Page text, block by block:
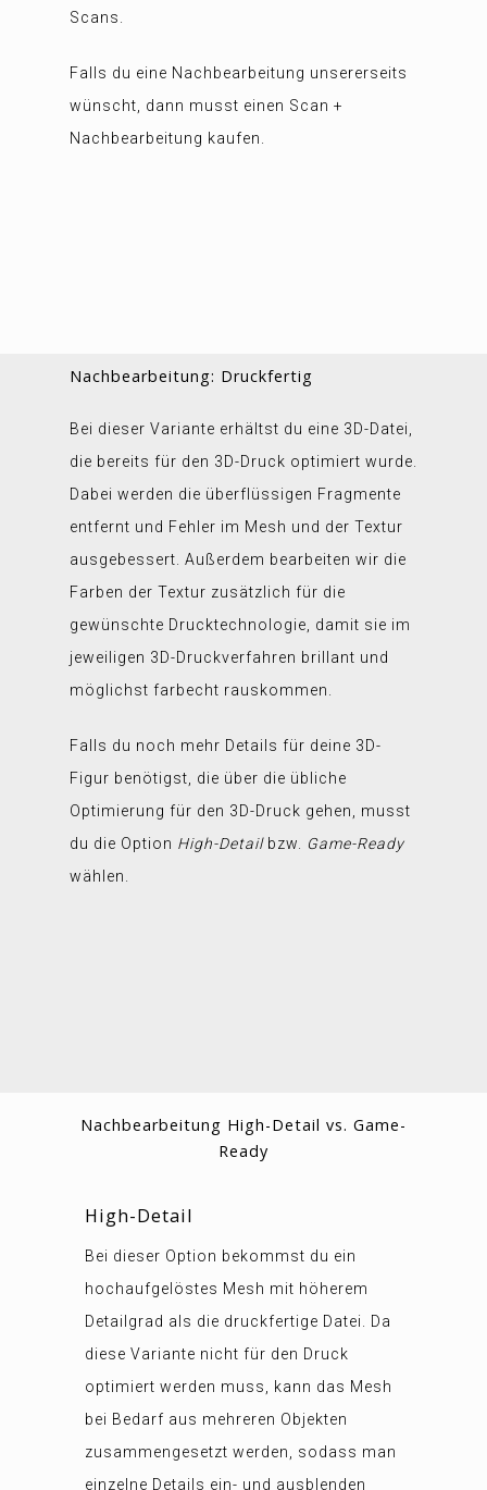
Scans.
Falls du eine Nachbearbeitung unsererseits
wünscht, dann musst einen Scan +
Nachbearbeitung kaufen.
Nachbearbeitung: Druckfertig
Bei dieser Variante erhältst du eine 3D-Datei,
die bereits für den 3D-Druck optimiert wurde.
Dabei werden die überflüssigen Fragmente
entfernt und Fehler im Mesh und der Textur
ausgebessert. Außerdem bearbeiten wir die
Farben der Textur zusätzlich für die
gewünschte Drucktechnologie, damit sie im
jeweiligen 3D-Druckverfahren brillant und
möglichst farbecht rauskommen.
Falls du noch mehr Details für deine 3D-
Figur benötigst, die über die übliche
Optimierung für den 3D-Druck gehen, musst
du die Option High-Detailbzw. Game-Ready
wählen.
Nachbearbeitung High-Detail vs. Game-
Ready
High-Detail
Bei dieser Option bekommst du ein
hochaufgelöstes Mesh mit höherem
Detailgrad als die druckfertige Datei. Da
diese Variante nicht für den Druck
optimiert werden muss, kann das Mesh
bei Bedarf aus mehreren Objekten
zusammengesetzt werden, sodass man
einzelne Details ein- und ausblenden